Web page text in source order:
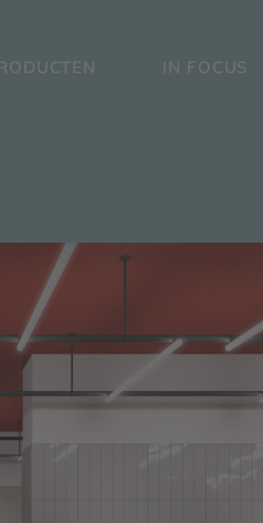
IN FOCUS